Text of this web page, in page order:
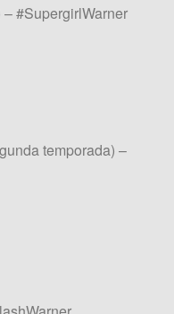
#SupergirlWarner
temporada) –